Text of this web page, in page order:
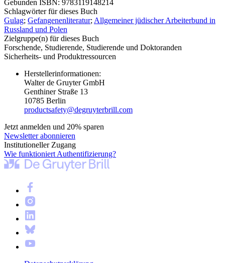
Gebunden ISBN: 9783119148214
Schlagwörter für dieses Buch
Gulag; Gefangenenliteratur; Allgemeiner jüdischer Arbeiterbund in
Russland und Polen
Zielgruppe(n) für dieses Buch
Forschende, Studierende, Studierende und Doktoranden
Sicherheits- und Produktressourcen
Herstellerinformationen:
Walter de Gruyter GmbH
Genthiner Straße 13
10785 Berlin
productsafety@degruyterbrill.com
Jetzt anmelden und 20% sparen
Newsletter abonnieren
Institutioneller Zugang
Wie funktioniert Authentifizierung?